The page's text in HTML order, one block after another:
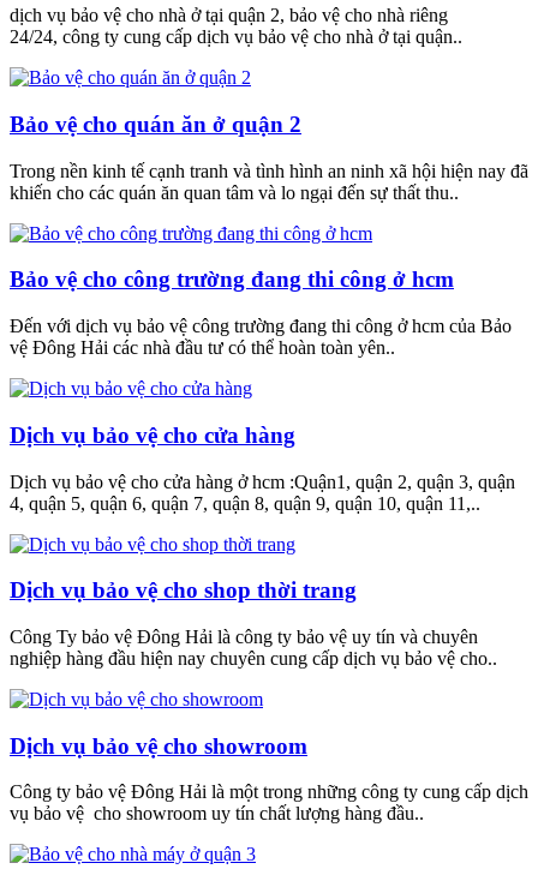
dịch vụ bảo vệ cho nhà ở tại quận 2, bảo vệ cho nhà riêng
24/24, công ty cung cấp dịch vụ bảo vệ cho nhà ở tại quận..
Bảo vệ cho quán ăn ở quận 2
Trong nền kinh tế cạnh tranh và tình hình an ninh xã hội hiện nay đã
khiến cho các quán ăn quan tâm và lo ngại đến sự thất thu..
Bảo vệ cho công trường đang thi công ở hcm
Đến với dịch vụ bảo vệ công trường đang thi công ở hcm của Bảo
vệ Đông Hải các nhà đầu tư có thể hoàn toàn yên..
Dịch vụ bảo vệ cho cửa hàng
Dịch vụ bảo vệ cho cửa hàng ở hcm :Quận1, quận 2, quận 3, quận
4, quận 5, quận 6, quận 7, quận 8, quận 9, quận 10, quận 11,..
Dịch vụ bảo vệ cho shop thời trang
Công Ty bảo vệ Đông Hải là công ty bảo vệ uy tín và chuyên
nghiệp hàng đầu hiện nay chuyên cung cấp dịch vụ bảo vệ cho..
Dịch vụ bảo vệ cho showroom
Công ty bảo vệ Đông Hải là một trong những công ty cung cấp dịch
vụ bảo vệ cho showroom uy tín chất lượng hàng đầu..